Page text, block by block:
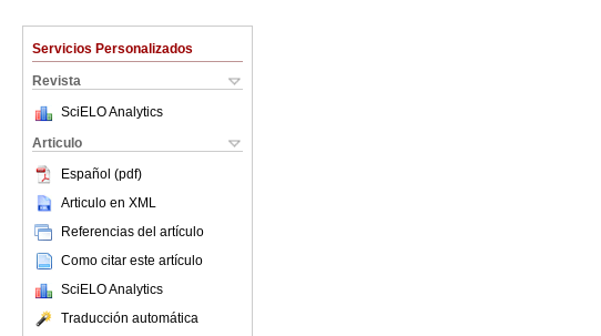
Servicios Personalizados
Revista
SciELO Analytics
Articulo
Español (pdf)
Articulo en XML
Referencias del artículo
Como citar este artículo
SciELO Analytics
Traducción automática